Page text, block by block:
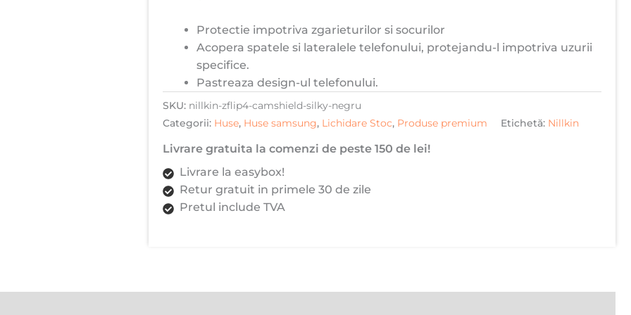
Protectie impotriva zgarieturilor si socurilor
Acopera spatele si lateralele telefonului, protejandu-l impotriva uzurii
specifice.
Pastreaza design-ul telefonului.
SKU: nillkin-zflip4-camshield-silky-negru
Categorii: Huse, Huse samsung, Lichidare Stoc, Produse premium Etichetă: Nillkin
Livrare gratuita la comenzi de peste 150 de lei!
Livrare la easybox!
Retur gratuit in primele 30 de zile
Pretul include TVA